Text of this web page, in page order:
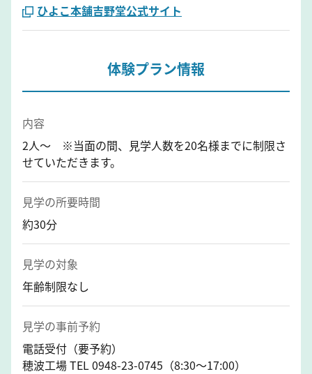
ひよこ本舗吉野堂公式サイト
体験プラン情報
内容
2人〜 ※当面の間、見学人数を20名様までに制限さ
せていただきます。
見学の所要時間
約30分
見学の対象
年齢制限なし
見学の事前予約
電話受付（要予約）
穂波工場 TEL 0948-23-0745（8:30～17:00）